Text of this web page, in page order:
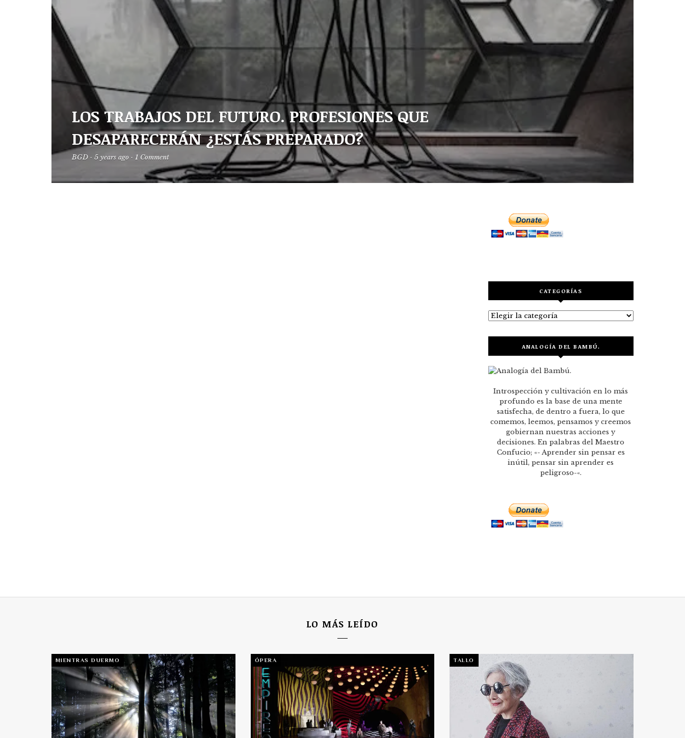
LOS TRABAJOS DEL FUTURO. PROFESIONES QUE
DESAPARECERÁN ¿ESTÁS PREPARADO?
BGD · 5 years ago · 1 Comment
CATEGORÍAS
Categorías
ANALOGÍA DEL BAMBÚ.
Introspección y cultivación en lo más
profundo es la base de una mente
satisfecha, de dentro a fuera, lo que
comemos, leemos, pensamos y creemos
gobiernan nuestras acciones y
decisiones. En palabras del Maestro
Confucio; «- Aprender sin pensar es
inútil, pensar sin aprender es
peligroso-«.
LO MÁS LEÍDO
MIENTRAS DUERMO ÓPERA TALLO